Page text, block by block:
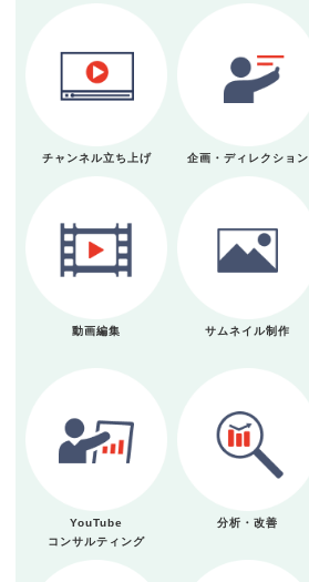
チャンネル立ち上げ 企画・ディレクション
動画編集 サムネイル制作
YouTube
コンサルティング
分析・改善